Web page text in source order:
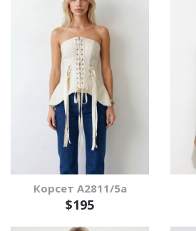
Корсет А2811/5а
$195